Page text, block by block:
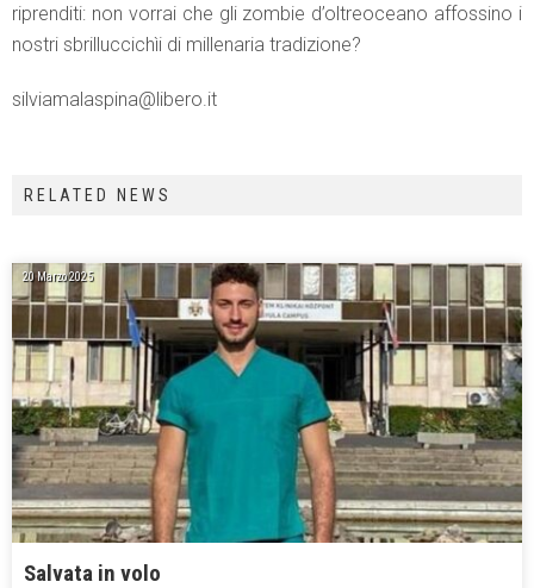
riprenditi: non vorrai che gli zombie d’oltreoceano affossino i
nostri sbrilluccichìi di millenaria tradizione?
silviamalaspina@libero.it
RELATED NEWS
20 Marzo 2025
Salvata in volo